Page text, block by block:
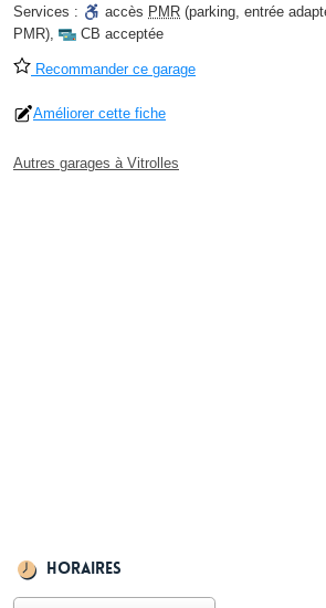
Services :
accès PMR (parking, entrée
PMR), CB acceptée
Recommander ce garage
Améliorer cette fiche
Autres garages à Vitrolles
Horaires